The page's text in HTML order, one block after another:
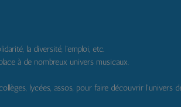
la diversité, l'emploi, etc.
à de nombreux univers musicaux.
lycées, assos, pour faire découvrir l'univers